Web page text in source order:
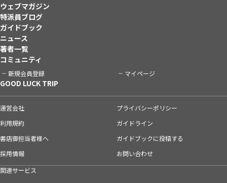
ウェブマガジン
特派員ブログ
ガイドブック
ニュース
著者一覧
コミュニティ
新規会員登録 マイページ
GOOD LUCK TRIP
運営会社
プライバシーポリシー
利用規約
ガイドライン
書店御担当者様へ
ガイドブックに投稿する
採用情報
お問い合わせ
関連サービス